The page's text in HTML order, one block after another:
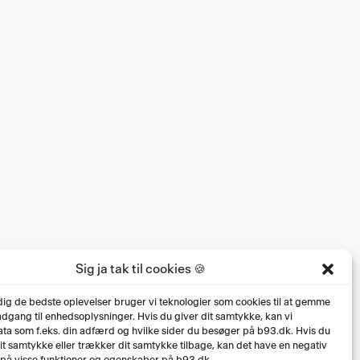
Sig ja tak til cookies 🍪
de bedste oplevelser bruger vi teknologier som cookies til at gemme
til enhedsoplysninger. Hvis du giver dit samtykke, kan vi
som f.eks. din adfærd og hvilke sider du besøger på b93.dk. Hvis du
samtykke eller trækker dit samtykke tilbage, kan det have en negativ